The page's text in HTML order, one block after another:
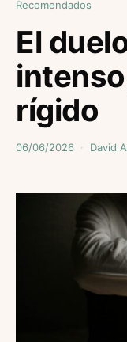
Recomendados
El
rígido
06/06/2026 David